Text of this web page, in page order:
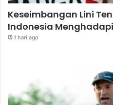
Keseimbangan Lini
Indonesia
1 hari ago